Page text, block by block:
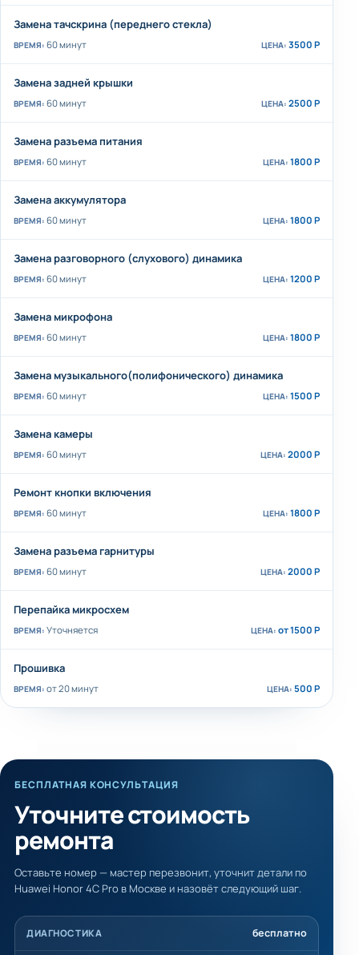
Замена тачскрина (переднего стекла)
60 минут 3500 Р
Замена задней крышки
60 минут 2500 Р
Замена разъема питания
60 минут 1800 Р
Замена аккумулятора
60 минут 1800 Р
Замена разговорного (слухового) динамика
60 минут 1200 Р
Замена микрофона
60 минут 1800 Р
Замена музыкального(полифонического) динамика
60 минут 1500 Р
Замена камеры
60 минут 2000 Р
Ремонт кнопки включения
60 минут 1800 Р
Замена разъема гарнитуры
60 минут 2000 Р
Перепайка микросхем
Уточняется от 1500 Р
Прошивка
от 20 минут 500 Р
БЕСПЛАТНАЯ КОНСУЛЬТАЦИЯ
Уточните стоимость
ремонта
Оставьте номер — мастер перезвонит, уточнит детали по
Huawei Honor 4C Pro в Москве и назовёт следующий шаг.
ДИАГНОСТИКА бесплатно